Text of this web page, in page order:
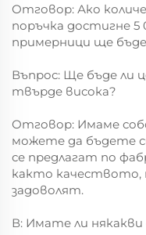
Отговор: Ако
поръчка достигне
примерници ще
Въпрос: Ще бъде ли
твърде висока?
Отговор: Имаме
можете да бъдете
се предлагат по
както
задоволят.
В: Имате ли